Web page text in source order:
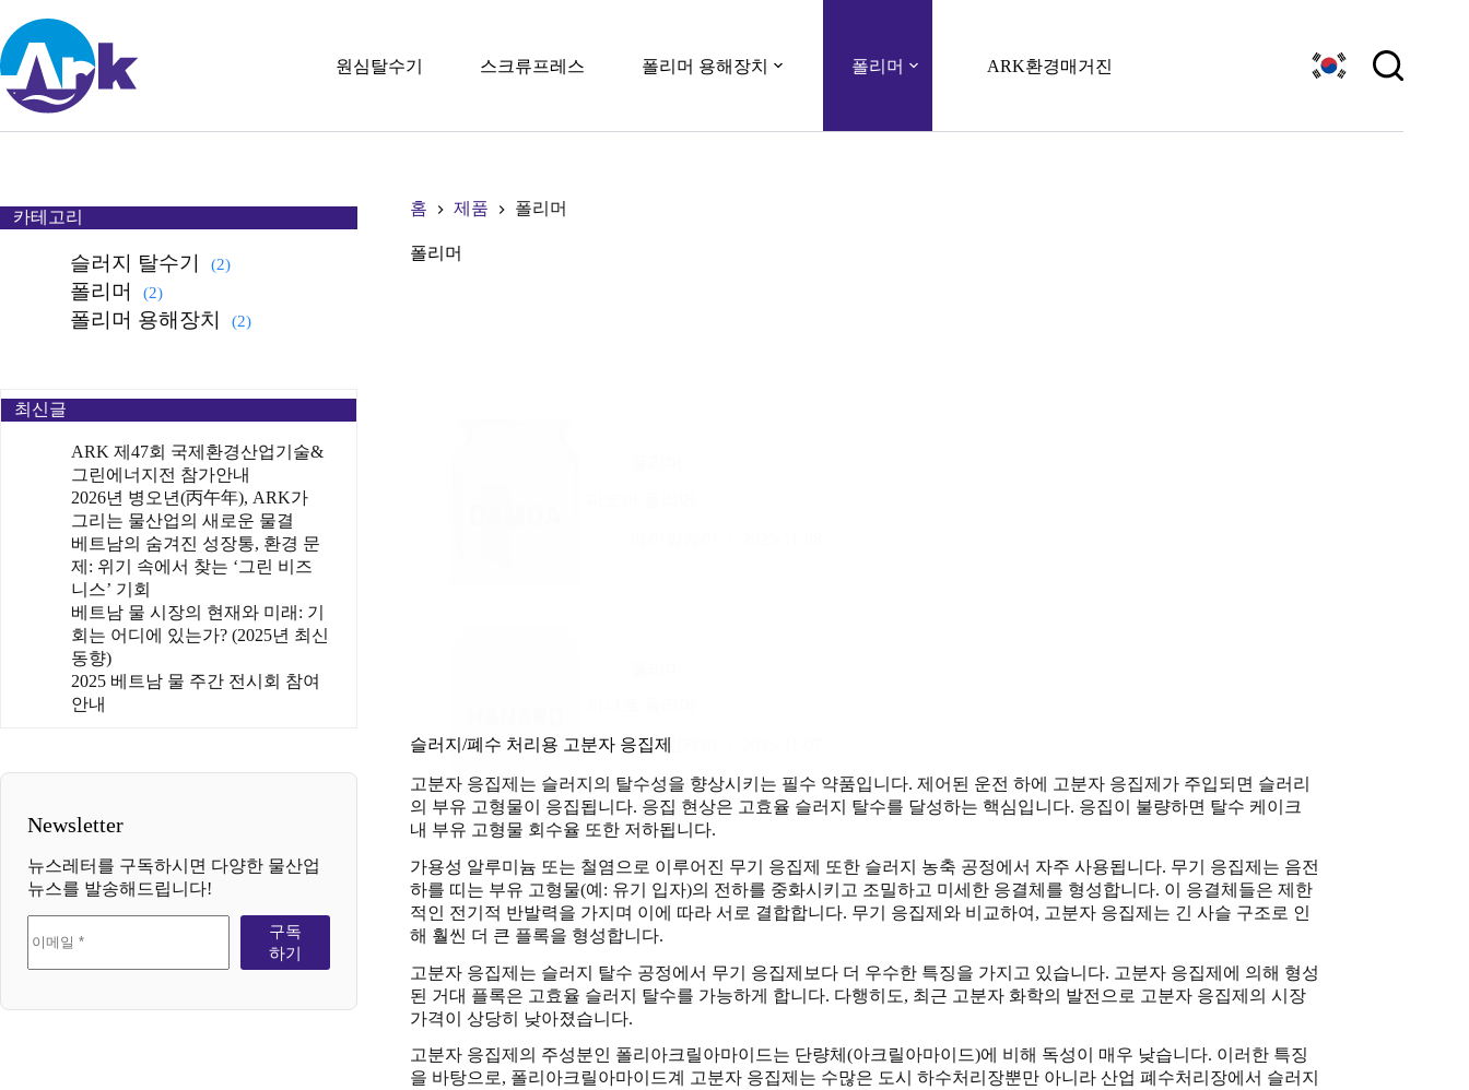
원심탈수기 스크류프레스 폴리머 용해장치 폴리머 ARK환경매거진
홈 제품 폴리머
폴리머
에이알케이
슬러지/폐수 처리용 고분자 응집제
고분자 응집제는 슬러지의 탈수성을 향상시키는 필수 약품입니다. 제어된 운전 하에 고분자 응집제가 주입되면 슬러리
의 부유 고형물이 응집됩니다. 응집 현상은 고효율 슬러지 탈수를 달성하는 핵심입니다. 응집이 불량하면 탈수 케이크
내 부유 고형물 회수율 또한 저하됩니다.
가용성 알루미늄 또는 철염으로 이루어진 무기 응집제 또한 슬러지 농축 공정에서 자주 사용됩니다. 무기 응집제는 음전
하를 띠는 부유 고형물(예: 유기 입자)의 전하를 중화시키고 조밀하고 미세한 응결체를 형성합니다. 이 응결체들은 제한
적인 전기적 반발력을 가지며 이에 따라 서로 결합합니다. 무기 응집제와 비교하여, 고분자 응집제는 긴 사슬 구조로 인
해 훨씬 더 큰 플록을 형성합니다.
고분자 응집제는 슬러지 탈수 공정에서 무기 응집제보다 더 우수한 특징을 가지고 있습니다. 고분자 응집제에 의해 형성
된 거대 플록은 고효율 슬러지 탈수를 가능하게 합니다. 다행히도, 최근 고분자 화학의 발전으로 고분자 응집제의 시장
가격이 상당히 낮아졌습니다.
고분자 응집제의 주성분인 폴리아크릴아마이드는 단량체(아크릴아마이드)에 비해 독성이 매우 낮습니다. 이러한 특징
을 바탕으로, 폴리아크릴아마이드계 고분자 응집제는 수많은 도시 하수처리장뿐만 아니라 산업 폐수처리장에서 슬러지
카테고리
슬러지 탈수기 (2)
폴리머 (2)
폴리머 용해장치 (2)
최신글
ARK 제47회 국제환경산업기술&
그린에너지전 참가안내
2026년 병오년(丙午年), ARK가
그리는 물산업의 새로운 물결
베트남의 숨겨진 성장통, 환경 문
제: 위기 속에서 찾는 ‘그린 비즈
니스’ 기회
베트남 물 시장의 현재와 미래: 기
회는 어디에 있는가? (2025년 최신
동향)
2025 베트남 물 주간 전시회 참여
안내
Newsletter
뉴스레터를 구독하시면 다양한 물산업
뉴스를 발송해드립니다!
구독
하기